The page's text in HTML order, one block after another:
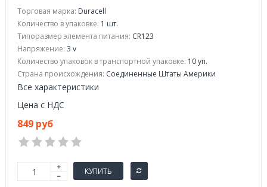
Торговая марка: Duracell
Количество в упаковке: 1 шт.
Типоразмер элемента питания: CR123
Напряжение: 3 v
Количество упаковок в транспортной упаковке: 10 уп.
Страна происхождения: Соединенные Штаты Америки
Все характеристики
Цена с НДС
849 руб
КУПИТЬ